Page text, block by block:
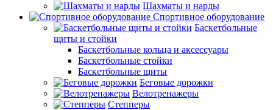
Шахматы и нарды
Спортивное оборудование
Баскетбольные
щиты и стойки
Баскетбольные кольца и аксессуары
Баскетбольные стойки
Баскетбольные щиты
Беговые дорожки
Велотренажеры
Степперы